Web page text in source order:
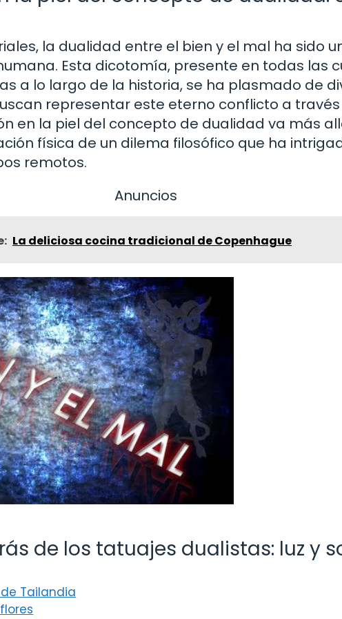
la dualidad entre el bien y el mal ha sido
Esta dicotomía, presente en todas las
a lo largo de la historia, se ha plasmado de
representar este eterno conflicto a
en la piel del concepto de dualidad va más
física de un dilema filosófico que ha
remotos.
Anuncios
La deliciosa cocina tradicional de Copenhague
de los tatuajes dualistas: luz y
Tailandia